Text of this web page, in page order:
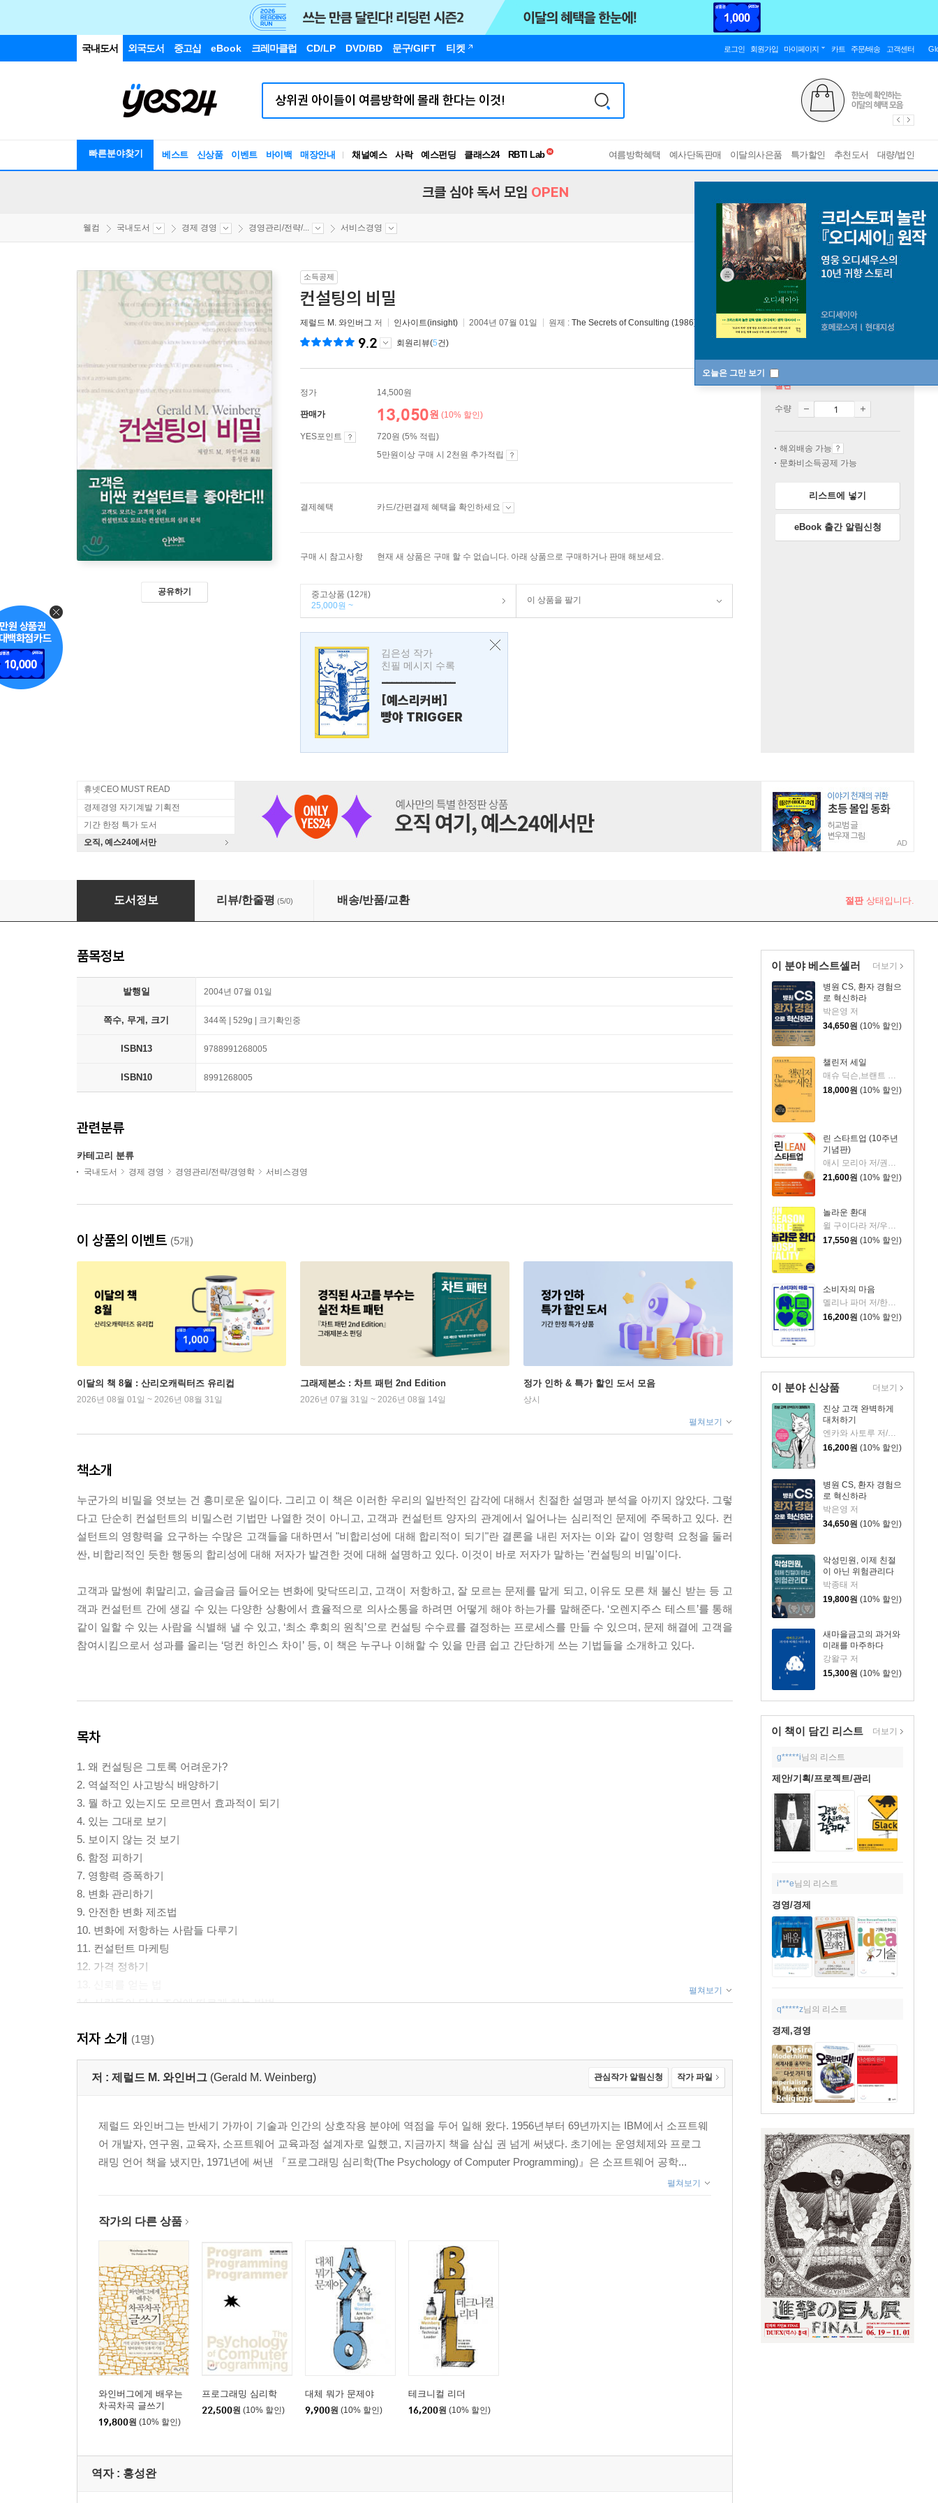
국내도서 외국도서 중고샵 eBook 크레마클럽 CD/LP DVD/BD 문구/GIFT 티켓 로그인 회원가입 마이페이지 카트 주문/배송 고객센터
빠른분야찾기 베스트 신상품 이벤트 바이백 매장안내 채널예스 사락 예스펀딩 클래스24
독서유형검사
여름방학혜택 예사단독판매 이달의사은품 특가할인 추천도서 대량/법인
오늘은 그만 보기
크클 심야 독서 모임 OPEN
웰컴 국내도서 경제 경영 경영관리/전략/... 서비스경영
공유하기
소득공제
컨설팅의 비밀
제럴드 M. 와인버그 저 인사이트(insight) 2004년 07월 01일 원제 : The Secrets of Consulting (1986)
9.2 회원리뷰(5건)
정가 14,500원
판매가 13,050원 (10% 할인)
YES포인트
720원 (5% 적립)
5만원이상 구매 시 2천원 추가적립
결제혜택 카드/간편결제 혜택을 확인하세요
구매 시 참고사항 현재 새 상품은 구매 할 수 없습니다. 아래 상품으로 구매하거나 판매 해보세요.
중고상품 (12개)
25,000원 ~
이 상품을 팔기
김은성 작가
친필 메시지 수록
---------------
[예스리커버]
빵야 TRIGGER
절판
수량
해외배송 가능
문화비소득공제 가능
리스트에 넣기
eBook 출간 알림신청
휴넷CEO MUST READ
경제경영 자기계발 기획전
기간 한정 특가 도서
오직, 예스24에서만
AD
컨설팅의 비밀
도서정보 리뷰/한줄평 (5/0) 배송/반품/교환 절판상태입니다.
이 분야 베스트셀러
병원 CS, 환자 경험으
로 혁신하라
박은영 저
34,650원 (10% 할인)
챌린저 세일
매슈 딕슨,브랜트 애덤슨 저/김정현 역
18,000원 (10% 할인)
린 스타트업 (10주년
기념판)
21,600원 (10% 할인)
놀라운 환대
윌 구이다라 저/우혜림 역
17,550원 (10% 할인)
소비자의 마음
멜리나 파머 저/한진영 역
16,200원 (10% 할인)
더보기
이 분야 신상품
진상 고객 완벽하게
대처하기
엔카와 사토루 저/이주 역
16,200원 (10% 할인)
병원 CS, 환자 경험으
로 혁신하라
박은영 저
34,650원 (10% 할인)
악성민원, 이제 친절
이 아닌 위험관리다
박종태 저
19,800원 (10% 할인)
새마을금고의 과거와
미래를 마주하다
강왈구 저
15,300원 (10% 할인)
더보기
이 책이 담긴 리스트 더보기
g*****i님의 리스트
제안/기획/프로젝트/관리
i***e님의 리스트
경영/경제
q*****z님의 리스트
경제,경영
품목정보
발행일 2004년 07월 01일
쪽수, 무게, 크기 344쪽 | 529g | 크기확인중
ISBN13 9788991268005
ISBN10 8991268005
관련분류
카테고리 분류
국내도서 경제 경영 경영관리/전략/경영학 서비스경영
이 상품의 이벤트 (5개)
이달의 책 8월 : 산리오캐릭터즈 유리컵
2026년 08월 01일 ~ 2026년 08월 31일
그래제본소 : 차트 패턴 2nd Edition
2026년 07월 31일 ~ 2026년 08월 14일
정가 인하 & 특가 할인 도서 모음
상시
펼쳐보기
책소개
누군가의 비밀을 엿보는 건 흥미로운 일이다. 그리고 이 책은 이러한 우리의 일반적인 감각에 대해서 친절한 설명과 분석을 아끼지 않았다. 그렇
다고 단순히 컨설턴트의 비밀스런 기법만 나열한 것이 아니고, 고객과 컨설턴트 양자의 관계에서 일어나는 심리적인 문제에 주목하고 있다. 컨
설턴트의 영향력을 요구하는 수많은 고객들을 대하면서 "비합리성에 대해 합리적이 되기"란 결론을 내린 저자는 이와 같이 영향력 요청을 둘러
싼, 비합리적인 듯한 행동의 합리성에 대해 저자가 발견한 것에 대해 설명하고 있다. 이것이 바로 저자가 말하는 '컨설팅의 비밀'이다.
고객과 말썽에 휘말리고, 슬금슬금 들어오는 변화에 맞닥뜨리고, 고객이 저항하고, 잘 모르는 문제를 맡게 되고, 이유도 모른 채 불신 받는 등 고
객과 컨설턴트 간에 생길 수 있는 다양한 상황에서 효율적으로 의사소통을 하려면 어떻게 해야 하는가를 말해준다. ‘오렌지주스 테스트’를 통해
같이 일할 수 있는 사람을 식별해 낼 수 있고, ‘최소 후회의 원칙’으로 컨설팅 수수료를 결정하는 프로세스를 만들 수 있으며, 문제 해결에 고객을
참여시킴으로서 성과를 올리는 ‘덩컨 하인스 차이’ 등, 이 책은 누구나 이해할 수 있을 만큼 쉽고 간단하게 쓰는 기법들을 소개하고 있다.
목차
1. 왜 컨설팅은 그토록 어려운가?
2. 역설적인 사고방식 배양하기
3. 뭘 하고 있는지도 모르면서 효과적이 되기
4. 있는 그대로 보기
5. 보이지 않는 것 보기
6. 함정 피하기
7. 영향력 증폭하기
8. 변화 관리하기
9. 안전한 변화 제조법
10. 변화에 저항하는 사람들 다루기
11. 컨설턴트 마케팅
12. 가격 정하기
14. 사람들이 당신 조언에 따르게 하는 방법
부록. 더 읽을 거리
부록. 법칙, 원리, 원칙 목록
펼쳐보기
저자 소개 (1명)
저 : 제럴드 M. 와인버그 (Gerald M. Weinberg) 관심작가 알림신청 작가 파일
제럴드 와인버그는 반세기 가까이 기술과 인간의 상호작용 분야에 역점을 두어 일해 왔다. 1956년부터 69년까지는 IBM에서 소프트웨
어 개발자, 연구원, 교육자, 소프트웨어 교육과정 설계자로 일했고, 지금까지 책을 삼십 권 넘게 써냈다. 초기에는 운영체제와 프로그
래밍 언어 책을 냈지만, 1971년에 써낸 『프로그래밍 심리학(The Psychology of Computer Programming)』은 소프트웨어 공학...
펼쳐보기
작가의 다른 상품
와인버그에게 배우는
차곡차곡 글쓰기
19,800원 (10% 할인)
프로그래밍 심리학
22,500원 (10% 할인)
대체 뭐가 문제야
9,900원 (10% 할인)
테크니컬 리더
16,200원 (10% 할인)
역자 : 홍성완